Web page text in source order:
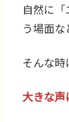
自然に
う場面
そんな
大きな声